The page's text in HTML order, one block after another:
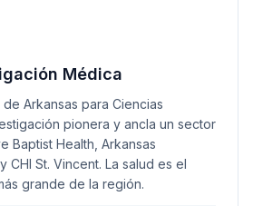
Médica
Arkansas para Ciencias
pionera y ancla un sector
Baptist Health, Arkansas
CHI St. Vincent. La salud es el
grande de la región.